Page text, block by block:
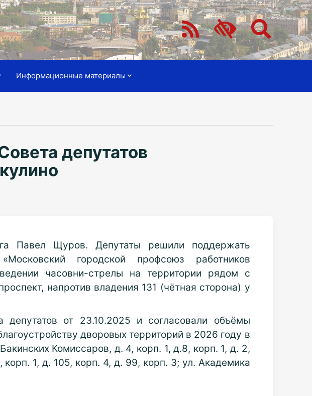
Информационные материалы
депутатов
Павел Щуров. Депутаты решили поддержать
городской профсоюз работников
часовни-стрелы на территории рядом с
напротив владения 131 (чётная сторона) у
от 23.10.2025 и согласовали объёмы
дворовых территорий в 2026 году в
Комиссаров, д. 4, корп. 1, д.8, корп. 1, д. 2,
1, д. 105, корп. 4, д. 99, корп. 3; ул. Академика